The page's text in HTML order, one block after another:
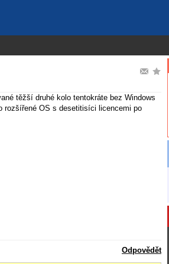
těžší druhé kolo tentokráte bez Windows
rozšířené OS s desetitisíci licencemi po
Odpovědět